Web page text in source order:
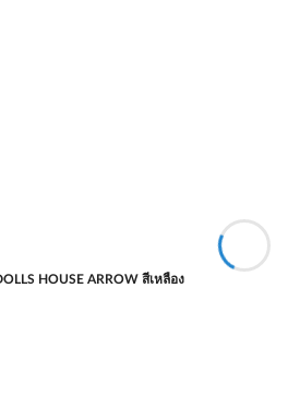
HOUSE ARROW สีเหลือง